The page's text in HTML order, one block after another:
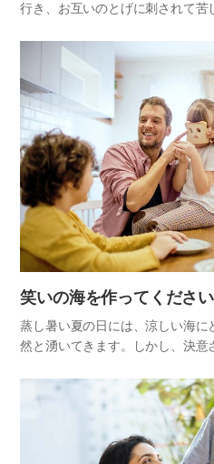
行き、お互いのとげに刺されて苦
寒すぎず、温かい心を感じられる
に出て…
笑いの海を作ってくださ
蒸し暑い夏の日には、涼しい海に
然と湧いてきます。しかし、決意
海」です。 人々はよく、もやも